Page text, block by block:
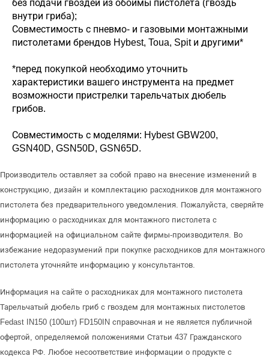
без подачи гвоздей из обоймы пистолета (гвоздь
внутри гриба);
Совместимость с пневмо- и газовыми монтажными
пистолетами брендов Hybest, Toua, Spit и другими*
*перед покупкой необходимо уточнить
характеристики вашего инструмента на предмет
возможности пристрелки тарельчатых дюбель
грибов.
Совместимость с моделями: Hybest GBW200,
GSN40D, GSN50D, GSN65D.
Производитель оставляет за собой право на внесение изменений в
конструкцию, дизайн и комплектацию расходников для монтажного
пистолета без предварительного уведомления. Пожалуйста, сверяйте
информацию о расходниках для монтажного пистолета с
информацией на официальном сайте фирмы-производителя. Во
избежание недоразумений при покупке расходников для монтажного
пистолета уточняйте информацию у консультантов.
Информация на сайте о расходниках для монтажного пистолета
Тарельчатый дюбель гриб с гвоздем для монтажных пистолетов
Fedast IN150 (100шт) FD150IN справочная и не является публичной
офертой, определяемой положениями Статьи 437 Гражданского
кодекса РФ. Любое несоответствие информации о продукте с